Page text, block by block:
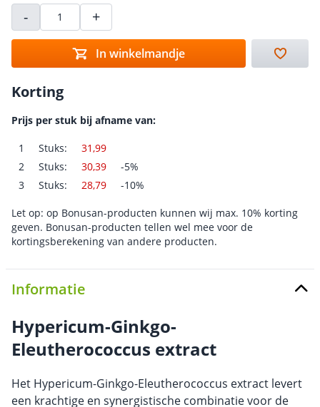
- +
In winkelmandje
Korting
Prijs per stuk bij afname van:
1 Stuks:
31,99
2
Stuks: 30,39
-5%
3
Stuks: 28,79 -10%
Let op: op Bonusan-producten kunnen wij max. 10% korting
geven. Bonusan-producten tellen wel mee voor de
kortingsberekening van andere producten.
Informatie
Hypericum-Ginkgo-
Eleutherococcus extract
Het Hypericum-Ginkgo-Eleutherococcus extract levert
een krachtige en synergistische combinatie voor de